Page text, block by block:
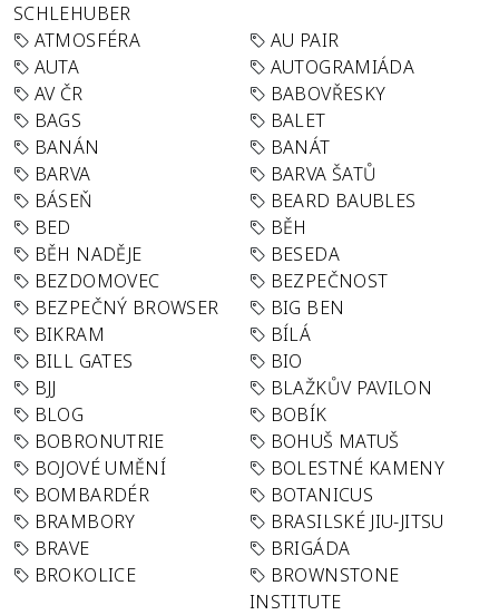
SCHLEHUBER
ATMOSFÉRA
AU PAIR
AUTA
AUTOGRAMIÁDA
AV ČR
BABOVŘESKY
BAGS
BALET
BANÁN
BANÁT
BARVA
BARVA ŠATŮ
BÁSEŇ
BEARD BAUBLES
BED
BĚH
BĚH NADĚJE
BESEDA
BEZDOMOVEC
BEZPEČNOST
BEZPEČNÝ BROWSER
BIG BEN
BIKRAM
BÍLÁ
BILL GATES
BIO
BJJ
BLAŽKŮV PAVILON
BLOG
BOBÍK
BOBRONUTRIE
BOHUŠ MATUŠ
BOJOVÉ UMĚNÍ
BOLESTNÉ KAMENY
BOMBARDÉR
BOTANICUS
BRAMBORY
BRASILSKÉ JIU-JITSU
BRAVE
BRIGÁDA
BROKOLICE
BROWNSTONE
INSTITUTE